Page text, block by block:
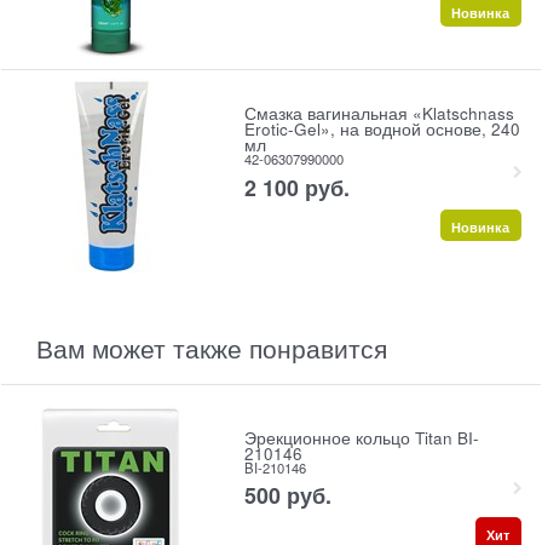
Новинка
Смазка вагинальная «Klatschnass
Erotic-Gel», на водной основе, 240
мл
42-06307990000
2 100 руб.
Новинка
Вам может также понравится
Эрекционное кольцо Titan BI-
210146
BI-210146
500 руб.
Хит